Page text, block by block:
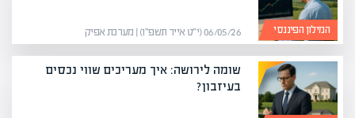
המילון הפיננסי 06/05/26 (י״ט אייר תשפ״ו) | מערכת אפיק
שומה לירושה: איך מעריכים שווי נכסים
בעיזבון?